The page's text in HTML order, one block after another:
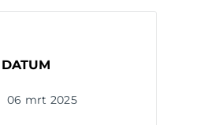
DATUM
06 mrt 2025